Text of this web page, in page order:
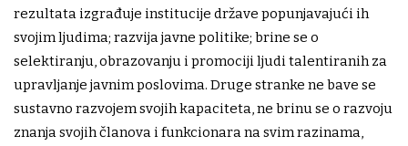
rezultata izgrađuje institucije države popunjavajući ih
svojim ljudima; razvija javne politike; brine se o
selektiranju, obrazovanju i promociji ljudi talentiranih za
upravljanje javnim poslovima. Druge stranke ne bave se
sustavno razvojem svojih kapaciteta, ne brinu se o razvoju
znanja svojih članova i funkcionara na svim razinama,